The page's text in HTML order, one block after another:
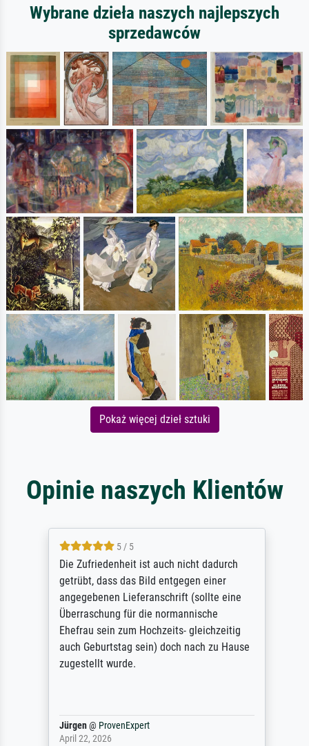
Wybrane dzieła naszych najlepszych
sprzedawców
Pokaż więcej dzieł sztuki
Opinie naszych Klientów
5 / 5
Die Zufriedenheit ist auch nicht dadurch
getrübt, dass das Bild entgegen einer
angegebenen Lieferanschrift (sollte eine
Überraschung für die normannische
Ehefrau sein zum Hochzeits- gleichzeitig
auch Geburtstag sein) doch nach zu Hause
zugestellt wurde.
Jürgen@ ProvenExpert
April 22, 2026